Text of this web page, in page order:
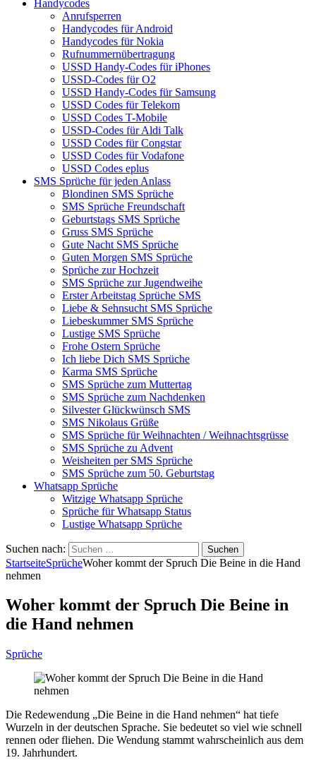
Handycodes
Anrufsperren
Handycodes für Android
Handycodes für Nokia
Rufnummernübertragung
USSD Handy-Codes für iPhones
USSD-Codes für O2
USSD Handy-Codes für Samsung
USSD Codes für Telekom
USSD Codes T-Mobile
USSD-Codes für Aldi Talk
USSD Codes für Congstar
USSD Codes für Vodafone
USSD Codes eplus
SMS Sprüche für jeden Anlass
Blondinen SMS Sprüche
SMS Sprüche Freundschaft
Geburtstags SMS Sprüche
Gruss SMS Sprüche
Gute Nacht SMS Sprüche
Guten Morgen SMS Sprüche
Sprüche zur Hochzeit
SMS Sprüche zur Jugendweihe
Erster Arbeitstag Sprüche SMS
Liebe & Sehnsucht SMS Sprüche
Liebeskummer SMS Sprüche
Lustige SMS Sprüche
Frohe Ostern Sprüche
Ich liebe Dich SMS Sprüche
Karma SMS Sprüche
SMS Sprüche zum Muttertag
SMS Sprüche zum Nachdenken
Silvester Glückwünsch SMS
SMS Nikolaus Grüße
SMS Sprüche für Weihnachten / Weihnachtsgrüsse
SMS Sprüche zu Advent
Weisheiten per SMS Sprüche
SMS Sprüche zum 50. Geburtstag
Whatsapp Sprüche
Witzige Whatsapp Sprüche
Sprüche für Whatsapp Status
Lustige Whatsapp Sprüche
Suchen nach:
StartseiteSprücheWoher kommt der Spruch Die Beine in die Hand
nehmen
Woher kommt der Spruch Die Beine in
die Hand nehmen
Sprüche
Die Redewendung „Die Beine in die Hand nehmen“ hat tiefe
Wurzeln in der deutschen Sprache. Sie bedeutet so viel wie schnell
rennen oder fliehen. Die Wendung stammt wahrscheinlich aus dem
19. Jahrhundert.